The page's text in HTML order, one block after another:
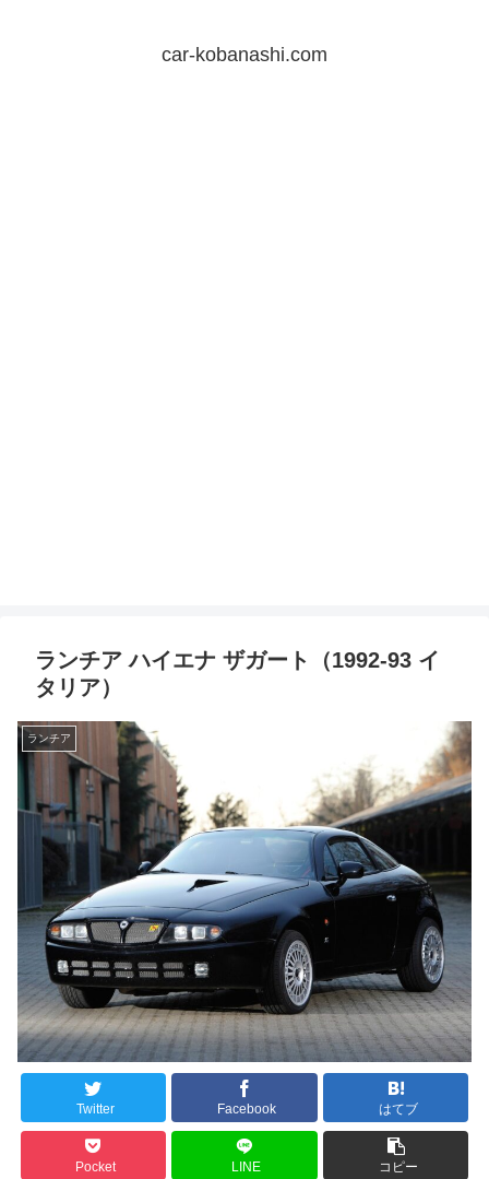
car-kobanashi.com
ランチア ハイエナ ザガート（1992-93 イ
タリア）
ランチア
Twitter Facebook はてブ
Pocket LINE コピー